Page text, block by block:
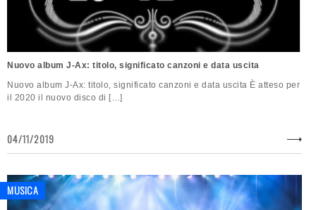
Nuovo album J-Ax: titolo, significato canzoni e data uscita
Nuovo album J-Ax: titolo, significato canzoni e data uscita È atteso per
il 2020 il nuovo disco di […]
04/11/2019
MUSICA